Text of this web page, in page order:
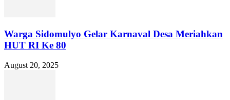
Warga Sidomulyo Gelar Karnaval Desa Meriahkan
HUT RI Ke 80
August 20, 2025